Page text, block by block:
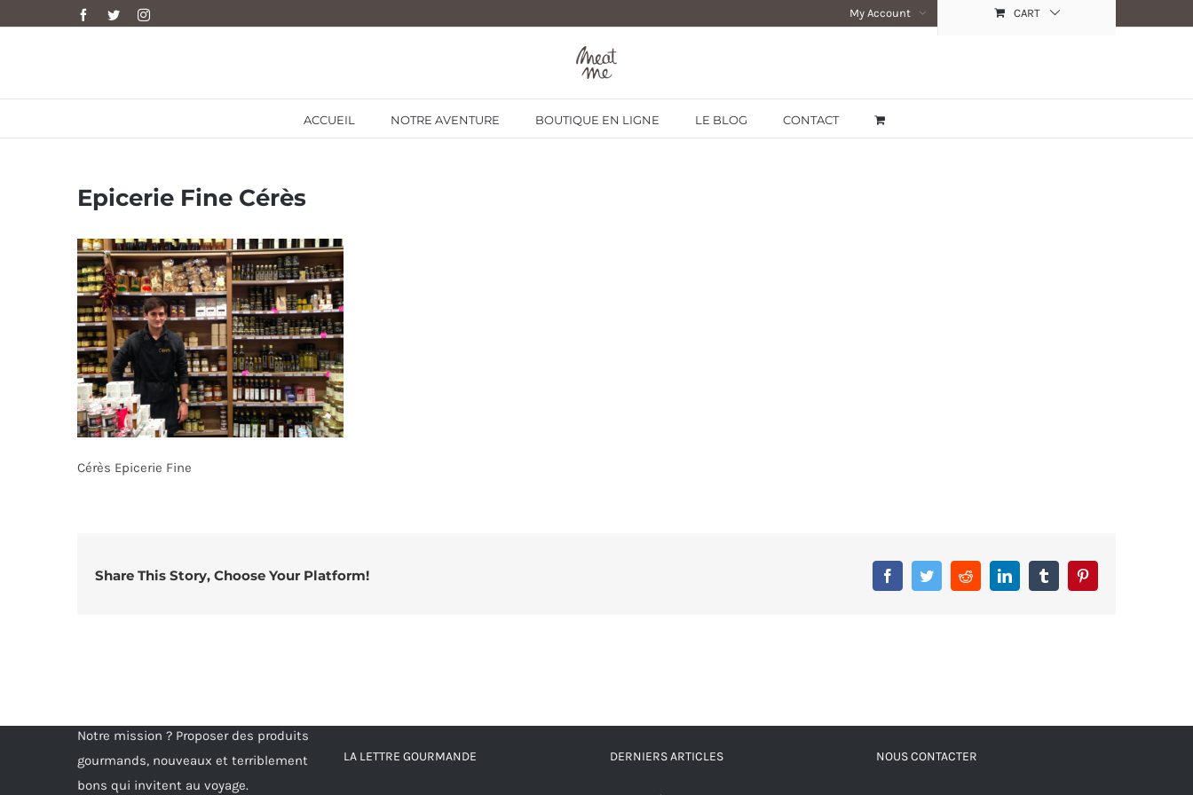
FacebookTwitterInstagram My Account CART
ACCUEIL NOTRE AVENTURE BOUTIQUE EN LIGNE LE BLOG CONTACT
Epicerie Fine Cérès
Cérès Epicerie Fine
Share This Story, Choose Your Platform! FacebookTwitterRedditLinkedInTumblr
Notre mission ? Proposer des produits
gourmands, nouveaux et terriblement
bons qui invitent au voyage.
LA LETTRE GOURMANDE DERNIERS ARTICLES NOUS CONTACTER